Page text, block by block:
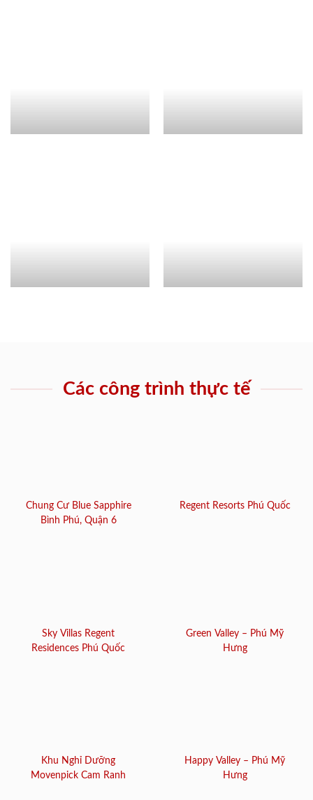
Các công trình thực tế
Chung Cư Blue Sapphire
Bình Phú, Quận 6
Regent Resorts Phú Quốc
Sky Villas Regent
Residences Phú Quốc
Green Valley – Phú Mỹ
Hưng
Khu Nghỉ Dưỡng
Movenpick Cam Ranh
Happy Valley – Phú Mỹ
Hưng